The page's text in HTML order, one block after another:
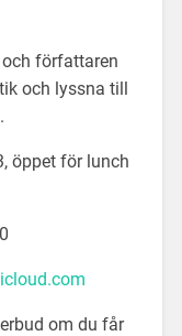
författaren
och lyssna till
öppet för lunch
om du får